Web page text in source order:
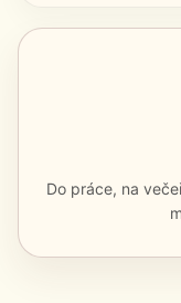
Do práce, na